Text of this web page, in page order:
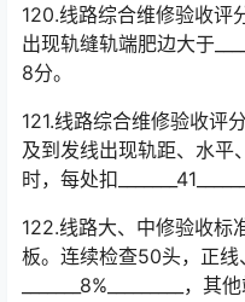
120.线路综合维修验收评
出现轨缝轨端肥边大于
8分。
121.线路综合维修验收评
及到发线出现轨距、水平
时，每处扣
122.线路大、中修验收标
板。连续检查50头，正线
_______8%_________，